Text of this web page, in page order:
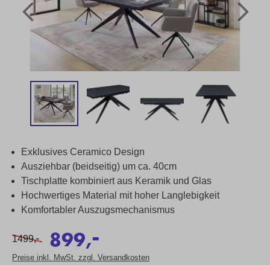
Exklusives Ceramico Design
Ausziehbar (beidseitig) um ca. 40cm
Tischplatte kombiniert aus Keramik und Glas
Hochwertiges Material mit hoher Langlebigkeit
Komfortabler Auszugsmechanismus
1499,- 899,
-
Preise inkl. MwSt. zzgl. Versandkosten